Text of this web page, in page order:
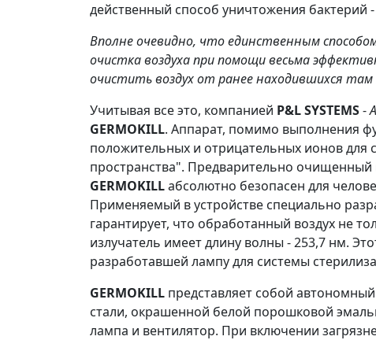
действенный способ уничтожения бактерий
Вполне очевидно, что единственным
очистка воздуха при помощи весьма
очистить воздух от ранее находившихся
Учитывая все это, компанией P&L SYSTEMS-
GERMOKILL. Аппарат, помимо выполнения
положительных и отрицательных ионов для
пространства". Предварительно очищенный
GERMOKILLабсолютно безопасен для
Применяемый в устройстве специально
гарантирует, что обработанный воздух не
излучатель имеет длину волны - 253,7 нм.
разработавшей лампу для системы
GERMOKILL представляет собой
стали, окрашенной белой порошковой
лампа и вентилятор. При включении